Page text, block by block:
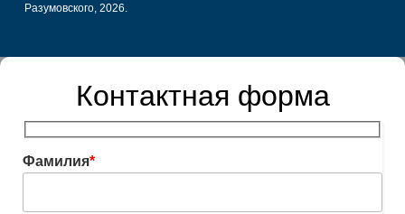
Разумовского, 2026.
Контактная форма
Фамилия*